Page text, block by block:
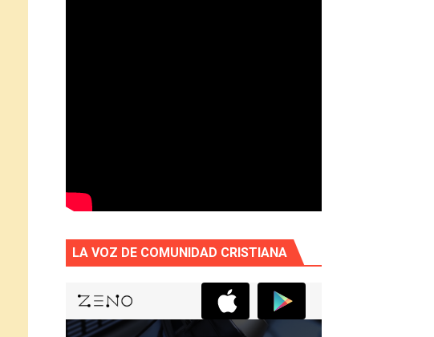
LA VOZ DE COMUNIDAD CRISTIANA